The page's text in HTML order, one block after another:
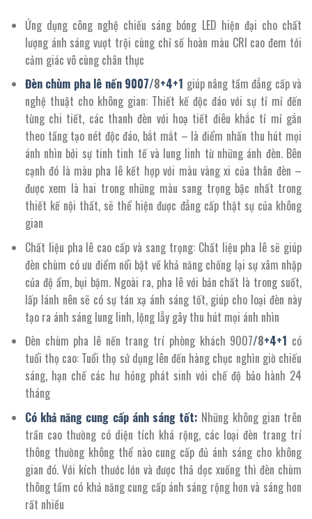
Ứng dụng công nghệ chiếu sáng bóng LED hiện đại cho chất
lượng ánh sáng vượt trội cùng chỉ số hoàn màu CRI cao đem tới
cảm giác vô cùng chân thực
Đèn chùm pha lê nến 9007/8+4+1 giúp nâng tầm đẳng cấp và
nghệ thuật cho không gian: Thiết kế độc đáo với sự tỉ mỉ đến
từng chi tiết, các thanh đèn với hoạ tiết điêu khắc tỉ mỉ gắn
theo tầng tạo nét độc đáo, bắt mắt – là điểm nhấn thu hút mọi
ánh nhìn bởi sự tinh tinh tế và lung linh từ những ánh đèn. Bên
cạnh đó là màu pha lê kết hợp với màu vàng xi của thân đèn –
được xem là hai trong những màu sang trọng bậc nhất trong
thiết kế nội thất, sẽ thể hiện được đẳng cấp thật sự của không
gian
Chất liệu pha lê cao cấp và sang trọng: Chất liệu pha lê sẽ giúp
đèn chùm có ưu điểm nổi bật về khả năng chống lại sự xâm nhập
của độ ẩm, bụi bặm. Ngoài ra, pha lê với bản chất là trong suốt,
lấp lánh nên sẽ có sự tán xạ ánh sáng tốt, giúp cho loại đèn này
tạo ra ánh sáng lung linh, lộng lẫy gây thu hút mọi ánh nhìn
Đèn chùm pha lê nến trang trí phòng khách 9007/8+4+1 có
tuổi thọ cao: Tuổi thọ sử dụng lên đến hàng chục nghìn giờ chiếu
sáng, hạn chế các hư hỏng phát sinh với chế độ bảo hành 24
tháng
Có khả năng cung cấp ánh sáng tốt: Những không gian trên
trần cao thường có diện tích khá rộng, các loại đèn trang trí
thông thường không thể nào cung cấp đủ ánh sáng cho không
gian đó. Với kích thước lớn và được thả dọc xuống thì đèn chùm
thông tầm có khả năng cung cấp ánh sáng rộng hơn và sáng hơn
rất nhiều